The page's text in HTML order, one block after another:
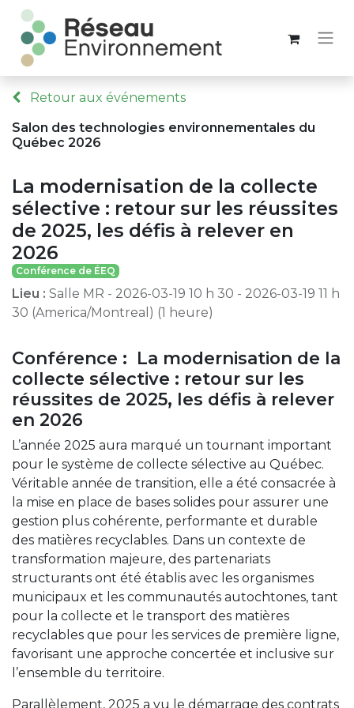
Retour aux événements
Salon des technologies environnementales du
Québec 2026
La modernisation de la collecte
sélective : retour sur les réussites
de 2025, les défis à relever en
2026
Conférence de ÉEQ
Lieu : Salle MR - 2026-03-19 10 h 30 - 2026-03-19 11 h
30 (America/Montreal ) (1 heure)
Conférence : La modernisation de la
collecte sélective : retour sur les
réussites de 2025, les défis à relever
en 2026 ​
L’année 2025 aura marqué un tournant important
pour le système de collecte sélective au Québec.
Véritable année de transition, elle a été consacrée à
la mise en place de bases solides pour assurer une
gestion plus cohérente, performante et durable
des matières recyclables. Dans un contexte de
transformation majeure, des partenariats
structurants ont été établis avec les organismes
municipaux et les communautés autochtones, tant
pour la collecte et le transport des matières
recyclables que pour les services de première ligne,
favorisant une approche concertée et inclusive sur
l’ensemble du territoire.
Parallèlement, 2025 a vu le démarrage des contrats